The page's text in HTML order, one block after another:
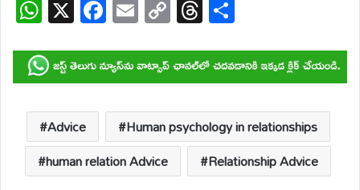
h
at
s
A
p
p
ac
e
b
o
o
k
m
ail
o
p
y
Li
n
k
hr
e
a
d
s
ar
e
Advice
Human psychology in relationships
human relation Advice
Relationship Advice